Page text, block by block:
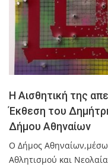
Η Αισθητική της
Έκθεση του
Δήμου Αθηναίων
Ο Δήμος
Αθλητισμού και